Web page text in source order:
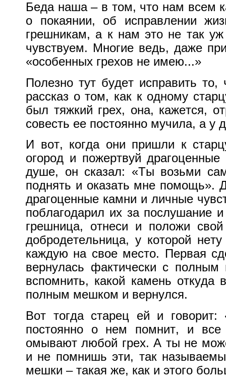
Беда наша – в том, что нам всем
о покаянии, об исправлении
грешникам, а к нам это не так
чувствуем. Многие ведь, даже
«особенных грехов не имею...»
Полезно тут будет исправить
рассказ о том, как к одному
был тяжкий грех, она, кажется,
совесть ее постоянно мучила, а у
И вот, когда они пришли к
огород и пожертвуй
душе, он сказал: «Ты возьми
поднять и оказать мне помощь».
драгоценные камни и личные
поблагодарил их за послушание
грешница, отнеси и положи
добродетельница, у которой
каждую на свое место.
Первая
вернулась фактически с
вспомнить, какой камень
полным мешком и вернулся.
Вот тогда старец ей и
постоянно о нем помнит, и все
омывают любой грех.А ты не
и не помнишь эти, так
мешки – такая же, как и этого